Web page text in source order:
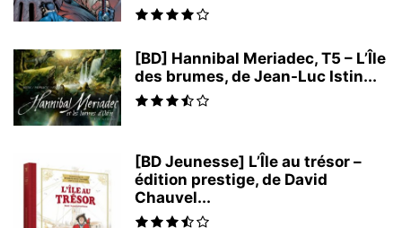
[BD] Hannibal Meriadec, T5 – L’Île
des brumes, de Jean-Luc Istin...
[BD Jeunesse] L’Île au trésor –
édition prestige, de David
Chauvel...